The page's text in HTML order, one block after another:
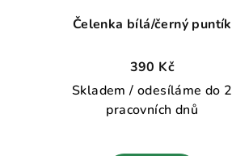
Čelenka bílá/černý puntík
390 Kč
Skladem / odesíláme do 2
pracovních dnů